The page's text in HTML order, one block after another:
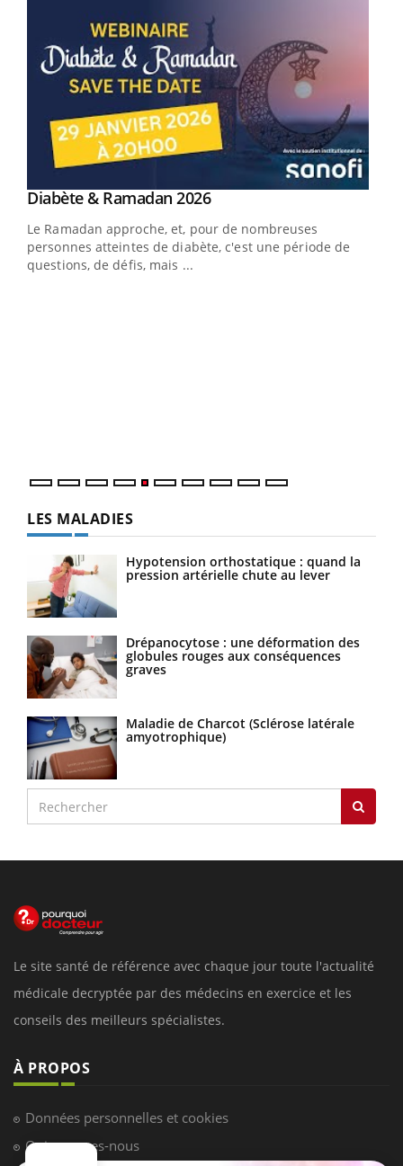
Youtube
Diabète & Ramadan 2026Youtube
Le Ramadan approche, et, pour de nombreuses
personnes atteintes de diabète, c'est une période de
questions, de défis, mais ...
LES MALADIES
Hypotension orthostatique : quand la
pression artérielle chute au lever
Drépanocytose : une déformation des
globules rouges aux conséquences
graves
Maladie de Charcot (Sclérose latérale
amyotrophique)
Le site santé de référence avec chaque jour toute l'actualité
médicale decryptée par des médecins en exercice et les
conseils des meilleurs spécialistes.
À PROPOS
Données personnelles et cookies
Qui sommes-nous